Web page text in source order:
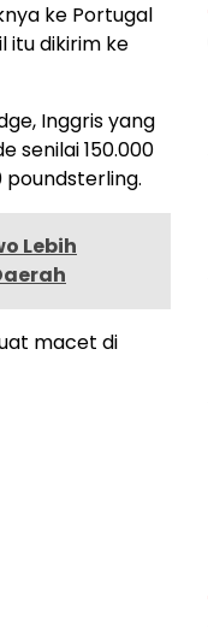
ke Portugal
itu dikirim ke
Inggris yang
senilai 150.000
poundsterling.
Lebih
macet di